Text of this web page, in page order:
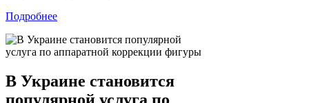
Подробнее
В Украине становится